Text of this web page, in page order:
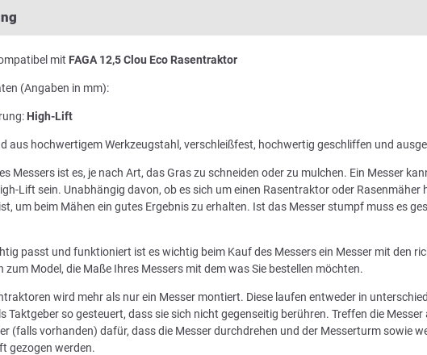
mit FAGA 12,5 Clou Eco Rasentraktor
(Angaben in mm):
High-Lift
aus hochwertigem Werkzeugstahl, verschleißfest, hochwertig geschliffen und
Messers ist es, je nach Art, das Gras zu schneiden oder zu mulchen. Ein Messer
Lift sein. Unabhängig davon, ob es sich um einen Rasentraktor oder
um beim Mähen ein gutes Ergebnis zu erhalten. Ist das Messer stumpf muss es
passt und funktioniert ist es wichtig beim Kauf des Messers ein Messer mit den
zum Model, die Maße Ihres Messers mit dem was Sie bestellen möchten.
wird mehr als nur ein Messer montiert. Diese laufen entweder in
Taktgeber so gesteuert, dass sie sich nicht gegenseitig berühren. Treffen die
(falls vorhanden) dafür, dass die Messer durchdrehen und der Messerturm sowie
gezogen werden.